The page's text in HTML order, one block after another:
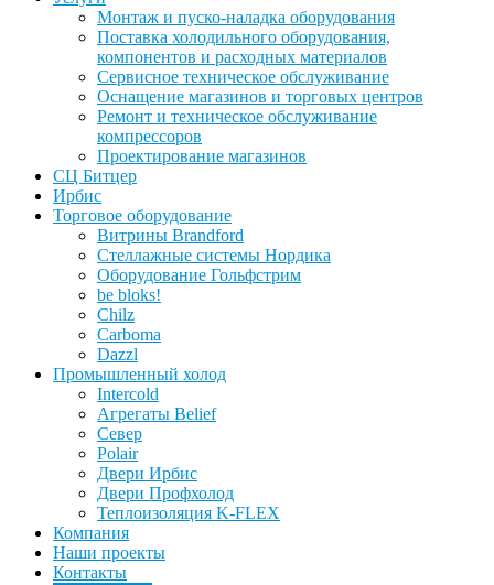
Монтаж и пуско-наладка оборудования
Поставка холодильного оборудования,
компонентов и расходных материалов
Сервисное техническое обслуживание
Оснащение магазинов и торговых центров
Ремонт и техническое обслуживание
компрессоров
Проектирование магазинов
СЦ Битцер
Ирбис
Торговое оборудование
Витрины Brandford
Стеллажные системы Нордика
Оборудование Гольфстрим
be bloks!
Chilz
Carboma
Dazzl
Промышленный холод
Intercold
Агрегаты Belief
Север
Polair
Двери Ирбис
Двери Профхолод
Теплоизоляция K-FLEX
Компания
Наши проекты
Контакты